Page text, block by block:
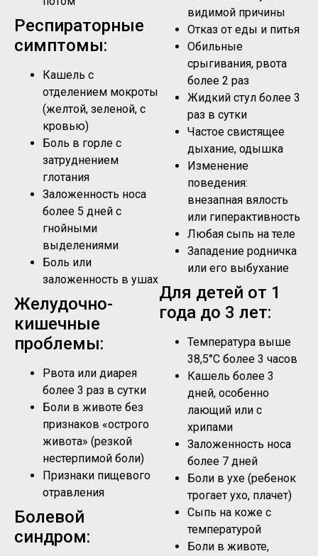
Респираторные
симптомы:
Кашель с
отделением мокроты
(желтой, зеленой, с
кровью)
Боль в горле с
затруднением
глотания
Заложенность носа
более 5 дней с
гнойными
выделениями
Боль или
заложенность в ушах
Желудочно-
кишечные
проблемы:
Рвота или диарея
более 3 раз в сутки
Боли в животе без
признаков «острого
живота» (резкой
нестерпимой боли)
Признаки пищевого
отравления
Болевой
синдром:
видимой причины
Отказ от еды и питья
Обильные
срыгивания, рвота
более 2 раз
Жидкий стул более 3
раз в сутки
Частое свистящее
дыхание, одышка
Изменение
поведения:
внезапная вялость
или гиперактивность
Любая сыпь на теле
Западение родничка
или его выбухание
Для детей от 1
года до 3 лет:
Температура выше
38,5°C более 3 часов
Кашель более 3
дней, особенно
лающий или с
хрипами
Заложенность носа
более 7 дней
Боли в ухе (ребенок
трогает ухо, плачет)
Сыпь на коже с
температурой
Боли в животе,